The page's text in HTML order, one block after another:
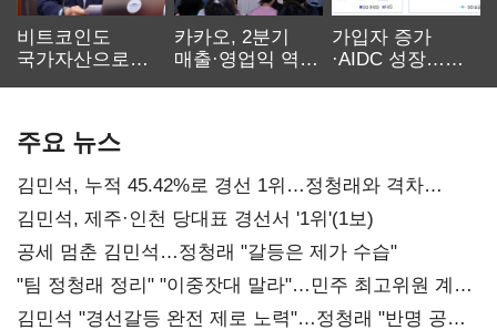
비트코인도
국가자산으로…'
카카오, 2분기
매출·영업익 역대
가입자 증가
·AIDC 성장…
주요 뉴스
김민석, 누적 45.42%로 경선 1위…정청래와 격차
0.86%p(2보)
김민석, 제주·인천 당대표 경선서 '1위'(1보)
공세 멈춘 김민석…정청래 "갈등은 제가 수습"
"팀 정청래 정리" "이중잣대 말라"…민주 최고위원 계파
다툼 격화
김민석 "경선갈등 완전 제로 노력"…정청래 "반명 공세